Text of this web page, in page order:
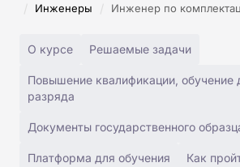
/ Инженеры / Инженер по
О курсе Решаемые задачи
Повышение квалификации, обучение
разряда
Документы государственного
Платформа для обучения Как